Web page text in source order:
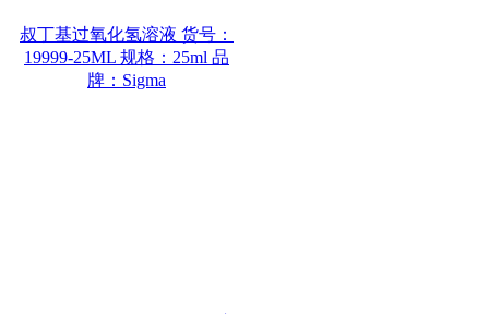
叔丁基过氧化氢溶液 货号：
19999-25ML 规格：25ml 品
牌：Sigma